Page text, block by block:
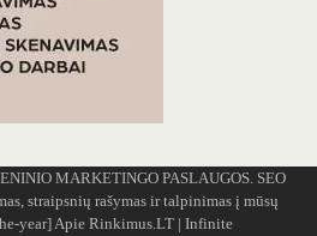
MARKETINGO PASLAUGOS. SEO
straipsnių rašymas ir talpinimas į mūsų
year]Apie Rinkimus.LT| Infinite